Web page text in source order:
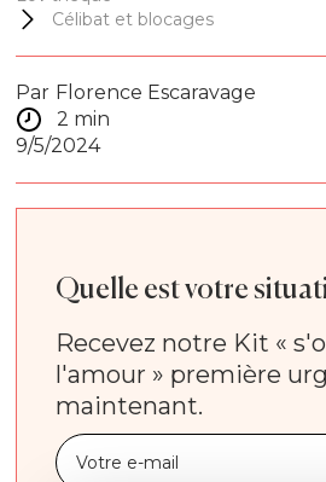
Célibat et blocages
Par Florence Escaravage
2 min
9/5/2024
Quelle est votre
Recevez notre Kit «
l'amour » première
maintenant.